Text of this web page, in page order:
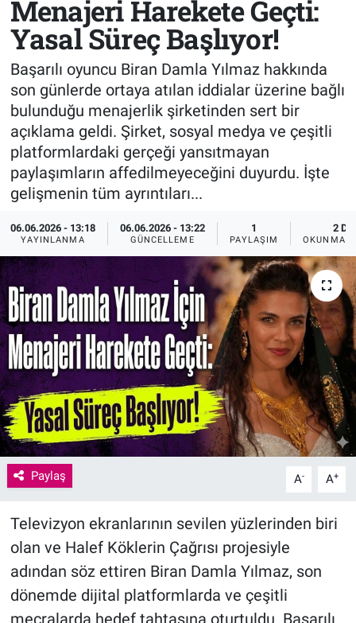
Menajeri Harekete Geçti:
Yasal Süreç Başlıyor!
Başarılı oyuncu Biran Damla Yılmaz hakkında
son günlerde ortaya atılan iddialar üzerine bağlı
bulunduğu menajerlik şirketinden sert bir
açıklama geldi. Şirket, sosyal medya ve çeşitli
platformlardaki gerçeği yansıtmayan
paylaşımların affedilmeyeceğini duyurdu. İşte
gelişmenin tüm ayrıntıları...
06.06.2026 - 13:18
YAYINLANMA
06.06.2026 - 13:22
GÜNCELLEME
1
PAYLAŞIM
2 DK
OKUNMA
Paylaş A- A+
Televizyon ekranlarının sevilen yüzlerinden biri
olan ve Halef Köklerin Çağrısı projesiyle
adından söz ettiren Biran Damla Yılmaz, son
dönemde dijital platformlarda ve çeşitli
Sağlık
Spor
Teknoloji
Tv Medya
KÜLTÜR SANAT